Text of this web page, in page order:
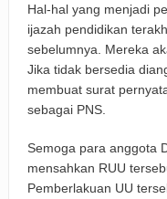
Hal-hal yang menjadi
ijazah pendidikan
sebelumnya. Mereka
Jika tidak bersedia
membuat surat
sebagai PNS.
Semoga para anggota
mensahkan RUU
Pemberlakuan UU